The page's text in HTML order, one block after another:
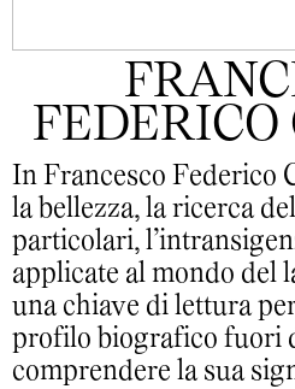
FEDERICO
In Francesco Federico
la bellezza, la ricerca
particolari,
applicate al mondo del
una chiave di lettura
profilo biografico fuori
comprendere la sua